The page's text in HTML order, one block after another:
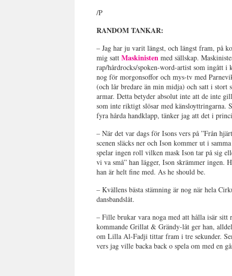
/P
RANDOM TANKAR:
– Jag har ju varit längst, och längst fram, på
mig sattMaskinistenmed sällskap.
rap/hårdrocks/spoken-word-artist som ingått i
nog för morgonsoffor och mys-tv med
(och lår bredare än min midja) och satt i stort
armar. Detta betyder absolut inte att de inte
som inte riktigt slösar med känsloyttringarna.
fyra hårda handklapp, tänker jag att det i
– När det var dags för Isons vers på ”Från
scenen släcks ner och Ison kommer ut i
spelar ingen roll vilken mask Ison tar på sig
vi va små” han lägger, Ison skrämmer ingen.
han är helt fine med. As he should be.
– Kvällens bästa stämning är nog när hela
dansbandslåt.
– Fille brukar vara noga med att hålla isär sitt
kommande Grillat & Grändy-låt ger han,
om Lilla Al-Fadji tittar fram i tre sekunder.
vers jag ville backa back o spela om med en